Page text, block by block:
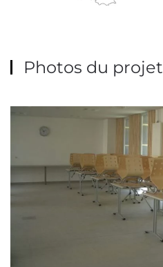
Photos du projet